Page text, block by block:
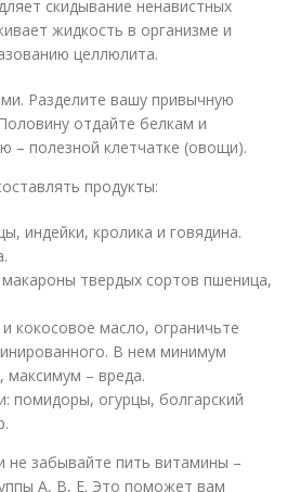
скидывание ненавистных
жидкость в организме и
целлюлита.
Разделите вашу привычную
отдайте белкам и
– полезной клетчатке (овощи).
продукты:
индейки, кролика и говядина.
твердых сортов пшеница,
кокосовое масло, ограничьте
В нем минимум
максимум – вреда.
помидоры, огурцы, болгарский
не забывайте пить витамины –
А, В, Е. Это поможет вам